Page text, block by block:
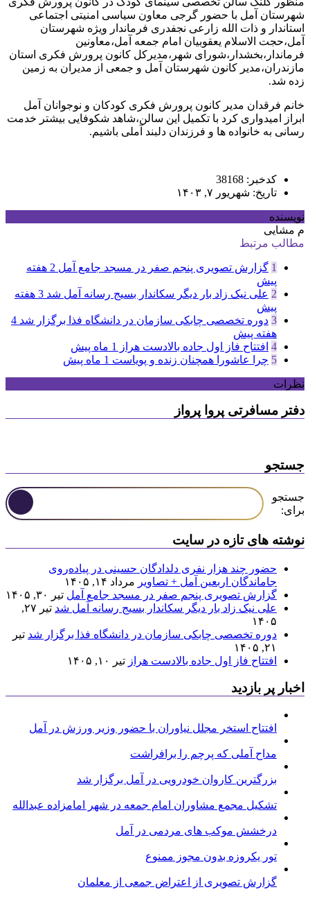
شهرستان آمل با حضور گرجی معاون سیاسی امنیتی اجتماعی
استاندار و ذات الله زارعی نجفدری فرماندار ویژه شهرستان
آمل،حجت الاسلام یعقوبیان امام جمعه آمل،معاونین
فرماندار،بخشدار،شورای شهر،مدیرکل کانون پرورش فکری استان
مازندران،مدیر کانون شهرستان آمل و جمعی از مدیران به زمین
زده شد.
خانم فرقدان مدیر کانون پرورش فکری کودکان و نوجوانان آمل
ابراز امیدواری کرد با تکمیل این سالن،شاهد شکوفایی بیشتر خدمت
رسانی به خانواده ها و فرزندان دلبند آملی باشیم.
کدخبر: 38168
تاریخ: شهریور ۷, ۱۴۰۳
نویسنده
م مشایی
مطالب مرتبط
1 گزارش تصویری پنجم صفر در مسجد جامع آمل
2 هفته
پیش
2 علی نیک زاد بار دیگر سکاندار بسیج رسانه آمل شد
3 هفته
پیش
3 دوره تخصصی چابکی سازمان در دانشگاه فذا برگزار شد 4
هفته پیش
4 افتتاح فاز اول جاده بالادست هراز
1 ماه پیش
5 چرا عاشورا همچنان زنده و پویاست 1 ماه پیش
نظرات
دفتر مسافرتی پروا پرواز
جستجو
جستجو
برای:
نوشته های تازه در سایت
حضور چند هزار نفری دلدادگان حسینی در پیاده‌روی
جاماندگان اربعین آمل + تصاویر مرداد ۱۴, ۱۴۰۵
گزارش تصویری پنجم صفر در مسجد جامع آمل تیر ۳۰, ۱۴۰۵
علی نیک زاد بار دیگر سکاندار بسیج رسانه آمل شد
تیر ۲۷,
۱۴۰۵
دوره تخصصی چابکی سازمان در دانشگاه فذا برگزار شد تیر
۲۱, ۱۴۰۵
افتتاح فاز اول جاده بالادست هراز تیر ۱۰, ۱۴۰۵
اخبار پر بازدید
افتتاح استخر مجلل نیاوران با حضور وزیر ورزش در آمل
مداح آملی که پرچم را برافراشت
بزرگترین کاروان خودرویی در آمل برگزار شد
تشکیل مجمع مشاوران امام جمعه در شهر امامزاده عبدالله
درخشش موکب های مردمی در آمل
تور یکروزه بدون مجوز ممنوع
گزارش تصویری از اعتراض جمعی از معلمان